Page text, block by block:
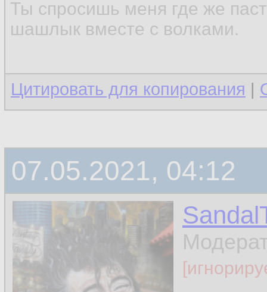
Ты спросишь меня где же
шашлык вместе с волками.
Цитировать для копирования |
07.05.2021, 04:12